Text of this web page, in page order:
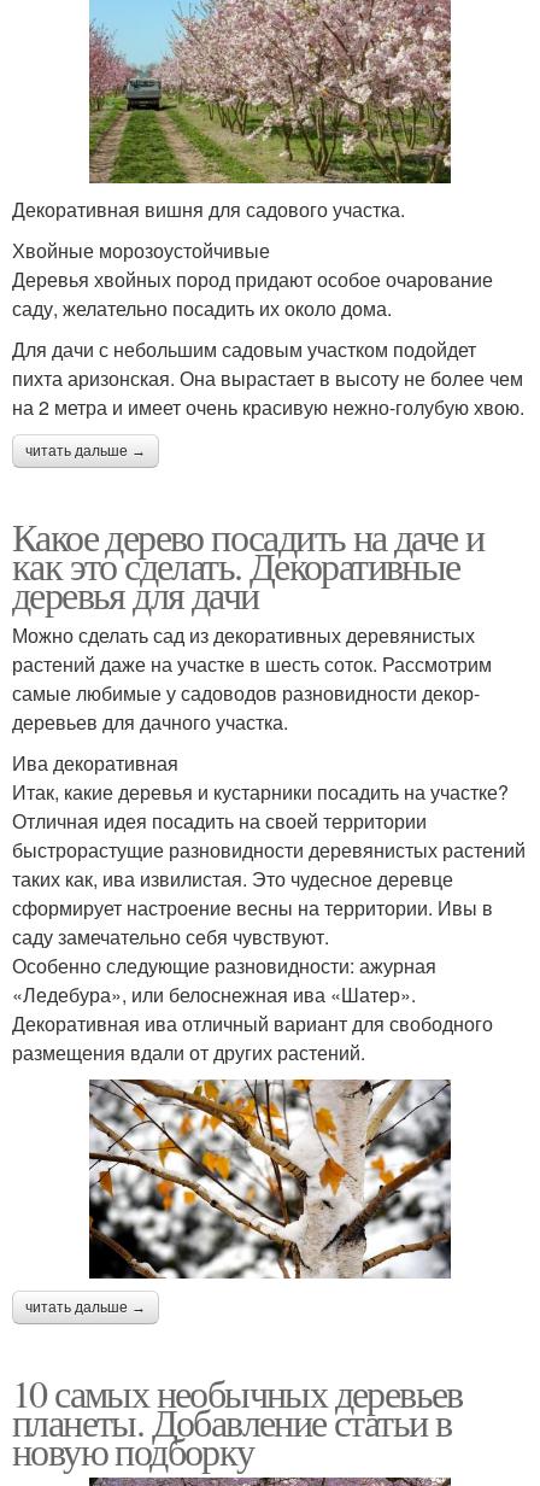
Декоративная вишня для садового участка.
Хвойные морозоустойчивые
Деревья хвойных пород придают особое очарование
саду, желательно посадить их около дома.
Для дачи с небольшим садовым участком подойдет
пихта аризонская. Она вырастает в высоту не более чем
на 2 метра и имеет очень красивую нежно-голубую хвою.
читать дальше →
Какое дерево посадить на даче и
как это сделать. Декоративные
деревья для дачи
Можно сделать сад из декоративных деревянистых
растений даже на участке в шесть соток. Рассмотрим
самые любимые у садоводов разновидности декор-
деревьев для дачного участка.
Ива декоративная
Итак, какие деревья и кустарники посадить на участке?
Отличная идея посадить на своей территории
быстрорастущие разновидности деревянистых растений
таких как, ива извилистая. Это чудесное деревце
сформирует настроение весны на территории. Ивы в
саду замечательно себя чувствуют.
Особенно следующие разновидности: ажурная
«Ледебура», или белоснежная ива «Шатер».
Декоративная ива отличный вариант для свободного
размещения вдали от других растений.
читать дальше →
10 самых необычных деревьев
планеты. Добавление статьи в
новую подборку